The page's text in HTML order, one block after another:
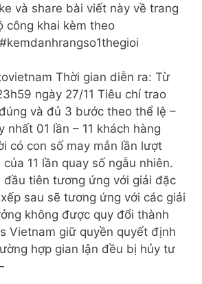
và share bài viết này về trang
công khai kèm theo
Thời gian diễn ra: Từ
ngày 27/11 Tiêu chí trao
và đủ 3 bước theo thể lệ –
nhất 01 lần – 11 khách hàng
có con số may mắn lần lượt
11 lần quay số ngẫu nhiên.
đầu tiên tương ứng với giải đặc
sau sẽ tương ứng với các giải
không được quy đổi thành
Vietnam giữ quyền quyết định
hợp gian lận đều bị hủy tư